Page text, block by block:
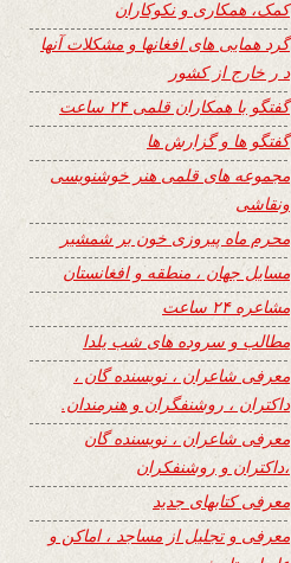
کمک، همکاری و نکوکاران
گرد همایی های افغانها و مشکلات آنها
د ر خارج از کشور
گفتگو با همکاران قلمی ۲۴ ساعت
گفتگو ها و گزارش ها
مجموعه های قلمی هنر خوشنویسی
ونقاشی
محرم ماه پیروزی خون بر شمشیر
مسایل جهان ، منطقه و افغانستان
مشاعره ۲۴ ساعت
مطالب و سروده های شب یلدا
معرفی شاعران ، نویسنده گان ،
داکتران ، روشنفگران و هنرمندان.
معرفی شاعران ، نویسنده گان
،داکتران و روشنفکران
معرفی کتابهای جدید
معرفی و تجلیل از مساجد ، اماکن و